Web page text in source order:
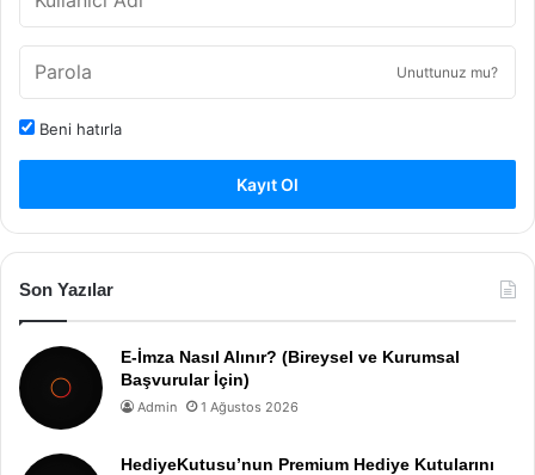
Unuttunuz mu?
Beni hatırla
Kayıt Ol
Son Yazılar
E-İmza Nasıl Alınır? (Bireysel ve Kurumsal
Başvurular İçin)
Admin 1 Ağustos 2026
HediyeKutusu’nun Premium Hediye Kutularını